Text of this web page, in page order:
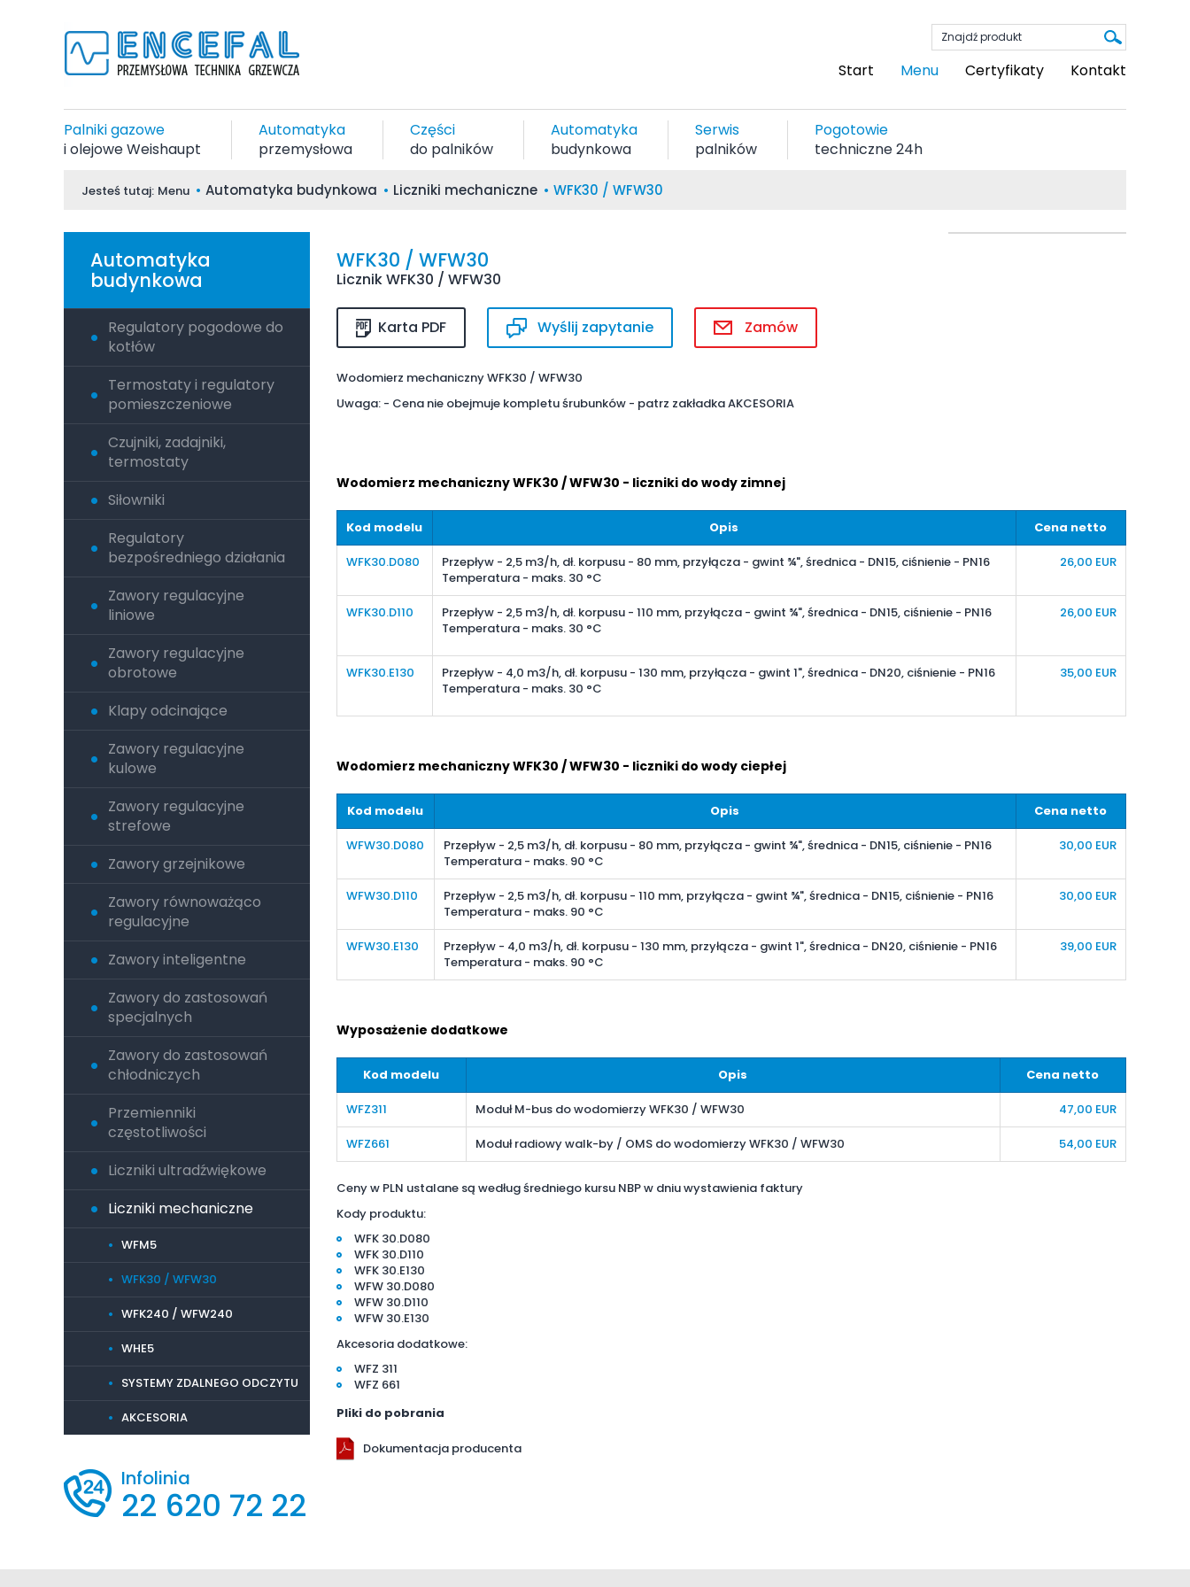
Start Menu Certyfikaty Kontakt
Palniki gazowe
i olejowe Weishaupt
Automatyka
przemysłowa
Części
do palników
Automatyka
budynkowa
Serwis
palników
Pogotowie
techniczne 24h
Jesteś tutaj: Menu Automatyka budynkowa Liczniki mechaniczne WFK30 / WFW30
Automatyka
budynkowa
Regulatory pogodowe do
kotłów
Termostaty i regulatory
pomieszczeniowe
Czujniki, zadajniki,
termostaty
Siłowniki
Regulatory
bezpośredniego działania
Zawory regulacyjne
liniowe
Zawory regulacyjne
obrotowe
Klapy odcinające
Zawory regulacyjne
kulowe
Zawory regulacyjne
strefowe
Zawory grzejnikowe
Zawory równoważąco
regulacyjne
Zawory inteligentne
Zawory do zastosowań
specjalnych
Zawory do zastosowań
chłodniczych
Przemienniki
częstotliwości
Liczniki ultradźwiękowe
Liczniki mechaniczne
WFM5
WFK30 / WFW30
WFK240 / WFW240
WHE5
SYSTEMY ZDALNEGO ODCZYTU
AKCESORIA
Infolinia
22 620 72 22
WFK30 / WFW30
Licznik WFK30 / WFW30
Karta PDF Wyślij zapytanie Zamów
Wodomierz mechaniczny WFK30 / WFW30
Uwaga: - Cena nie obejmuje kompletu śrubunków - patrz zakładka AKCESORIA
Wodomierz mechaniczny WFK30 / WFW30 - liczniki do wody zimnej
Kod modelu Opis Cena netto
WFK30.D080
Przepływ - 2,5 m3/h, dł. korpusu - 80 mm, przyłącza - gwint ¾", średnica - DN15, ciśnienie - PN16
Temperatura - maks. 30 °C
26,00 EUR
WFK30.D110
Przepływ - 2,5 m3/h, dł. korpusu - 110 mm, przyłącza - gwint ¾", średnica - DN15, ciśnienie - PN16
Temperatura - maks. 30 °C
26,00 EUR
WFK30.E130
Przepływ - 4,0 m3/h, dł. korpusu - 130 mm, przyłącza - gwint 1", średnica - DN20, ciśnienie - PN16
Temperatura - maks. 30 °C
35,00 EUR
Wodomierz mechaniczny WFK30 / WFW30 - liczniki do wody ciepłej
Kod modelu Opis Cena netto
WFW30.D080
Przepływ - 2,5 m3/h, dł. korpusu - 80 mm, przyłącza - gwint ¾", średnica - DN15, ciśnienie - PN16
Temperatura - maks. 90 °C
30,00 EUR
WFW30.D110
Przepływ - 2,5 m3/h, dł. korpusu - 110 mm, przyłącza - gwint ¾", średnica - DN15, ciśnienie - PN16
Temperatura - maks. 90 °C
30,00 EUR
WFW30.E130
Przepływ - 4,0 m3/h, dł. korpusu - 130 mm, przyłącza - gwint 1", średnica - DN20, ciśnienie - PN16
Temperatura - maks. 90 °C
39,00 EUR
Wyposażenie dodatkowe
Kod modelu Opis Cena netto
WFZ311 Moduł M-bus do wodomierzy WFK30 / WFW30 47,00 EUR
WFZ661 Moduł radiowy walk-by / OMS do wodomierzy WFK30 / WFW30 54,00 EUR
Ceny w PLN ustalane są według średniego kursu NBP w dniu wystawienia faktury
Kody produktu:
WFK 30.D080
WFK 30.D110
WFK 30.E130
WFW 30.D080
WFW 30.D110
WFW 30.E130
Akcesoria dodatkowe:
WFZ 311
WFZ 661
Pliki do pobrania
Dokumentacja producenta